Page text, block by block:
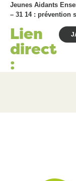
Jeunes Aidants
– 31 14 : prévention
Lien
direct
: